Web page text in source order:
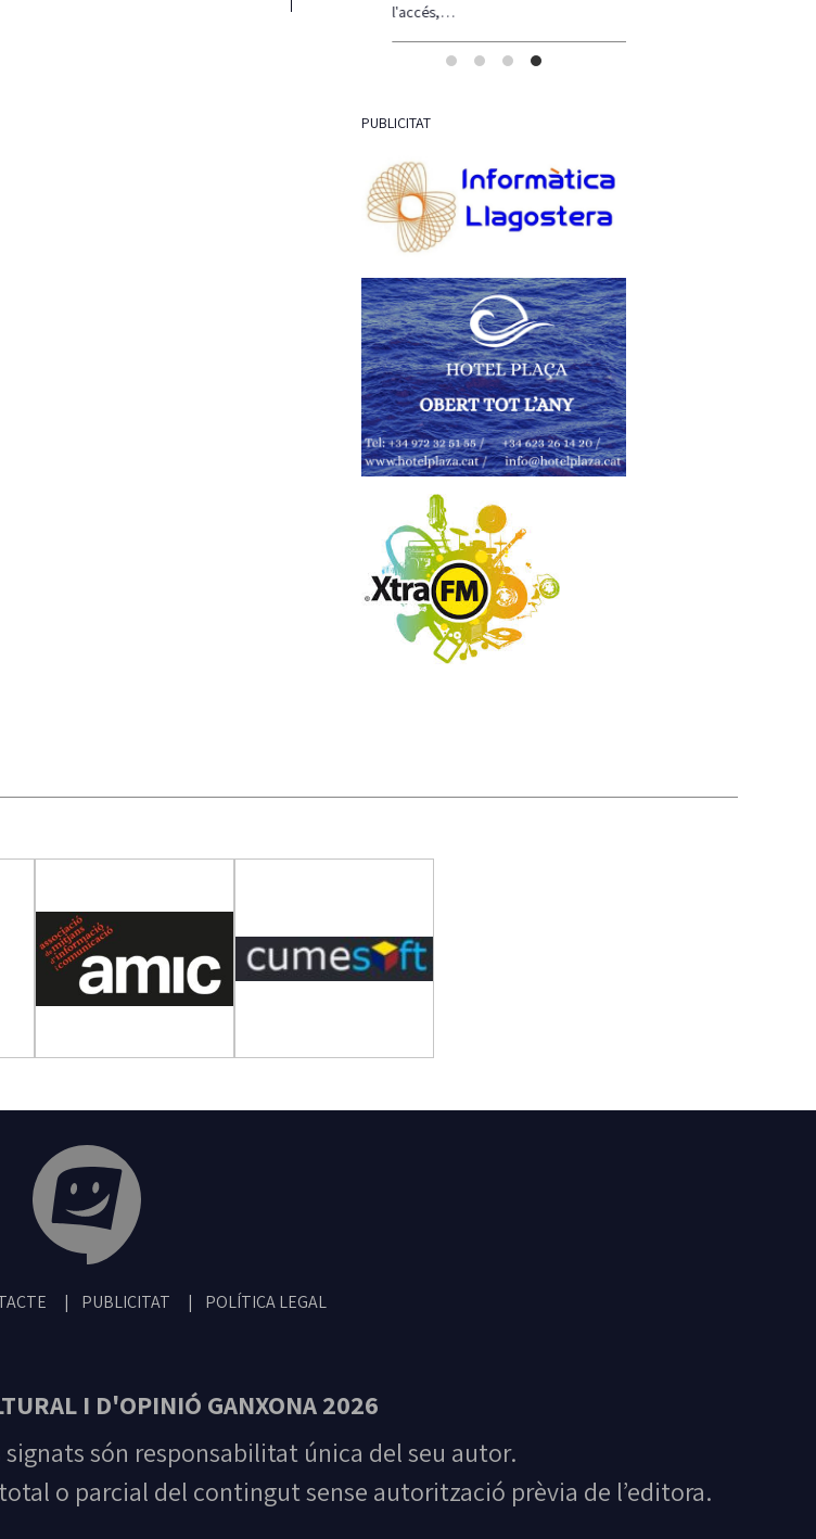
l'accés,…
PUBLICITAT
PUBLICITAT POLÍTICA LEGAL
I D'OPINIÓ GANXONA 2026
són responsabilitat única del seu autor.
o parcial del contingut sense autorització prèvia de l’editora.